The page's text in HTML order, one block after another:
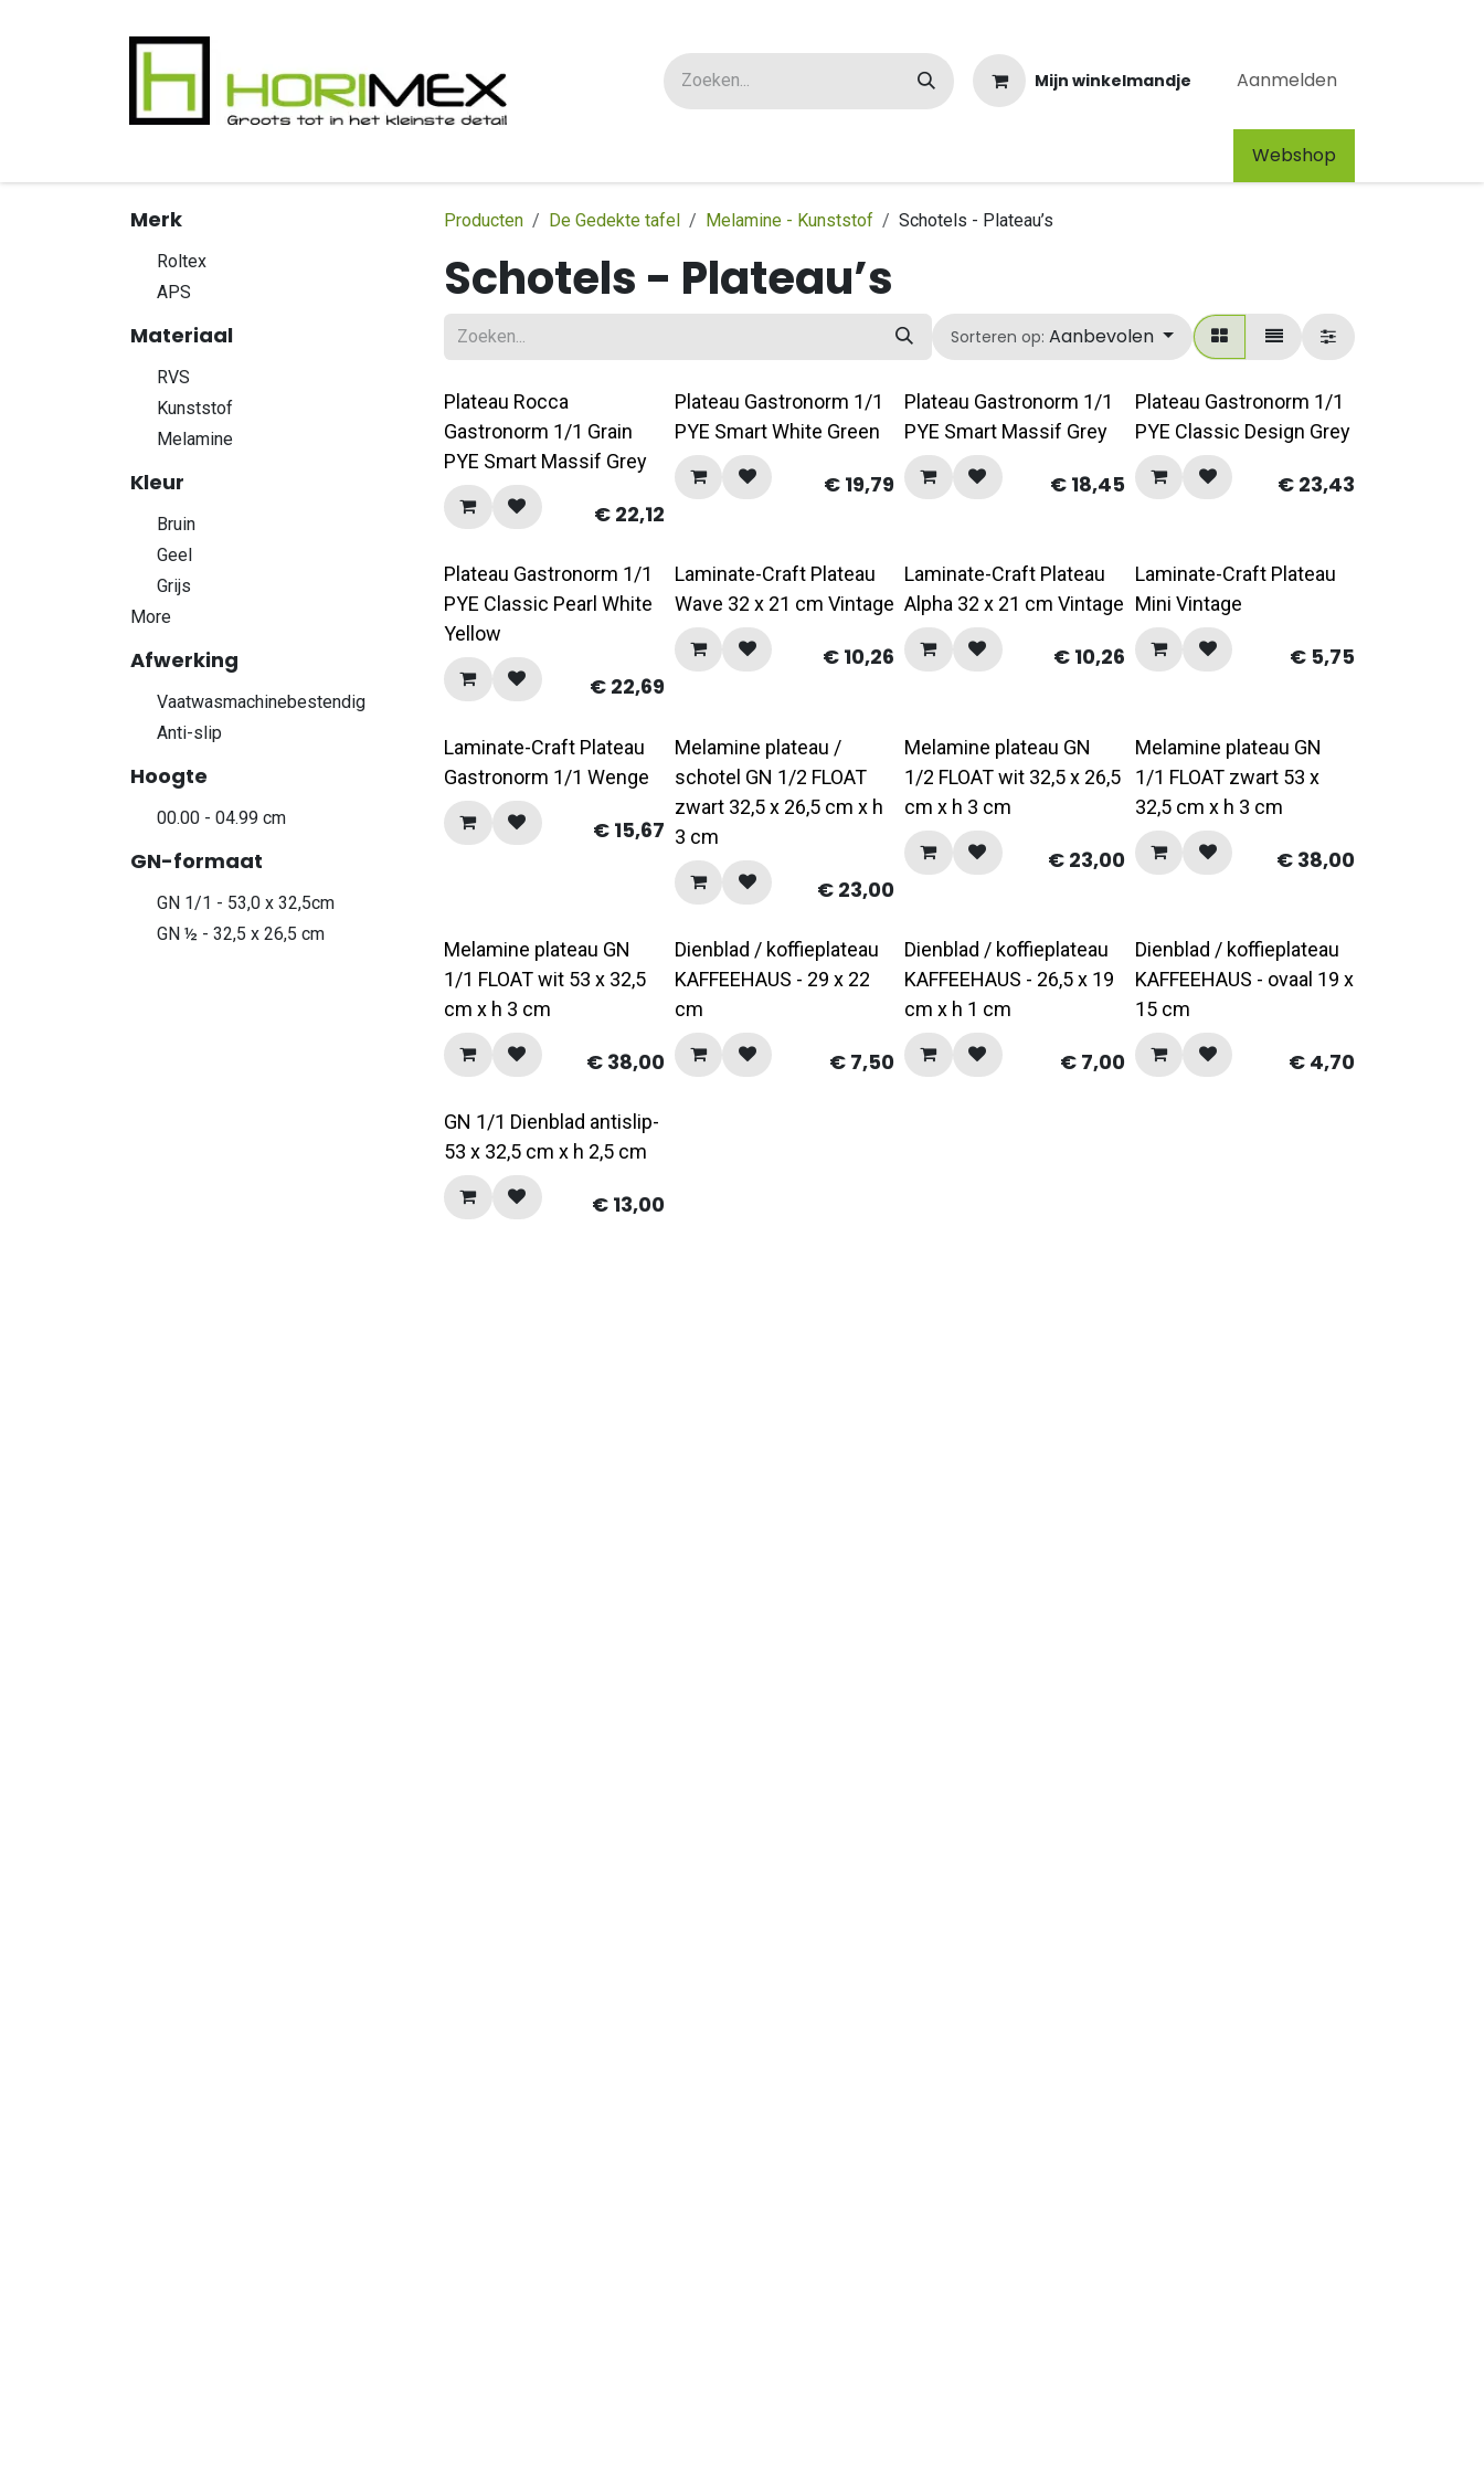
Mijn winkelmandje Aanmelden
Webshop​
Merk
Roltex
APS
Materiaal
RVS
Kunststof
Melamine
Kleur
Bruin
Geel
Grijs
More
Afwerking
Vaatwasmachinebestendig
Anti-slip
Hoogte
00.00 - 04.99 cm
GN-formaat
GN 1/1 - 53,0 x 32,5cm
GN ½ - 32,5 x 26,5 cm
Producten De Gedekte tafel Melamine - Kunststof Schotels - Plateau’s
Schotels - Plateau’s
Sorteren op: Aanbevolen
Plateau Rocca
Gastronorm 1/1 Grain
PYE Smart Massif Grey
€ 22,12
Plateau Gastronorm 1/1
PYE Smart White Green
€ 19,79
Plateau Gastronorm 1/1
PYE Smart Massif Grey
€ 18,45
Plateau Gastronorm 1/1
PYE Classic Design Grey
€ 23,43
Plateau Gastronorm 1/1
PYE Classic Pearl White
Yellow
€ 22,69
Laminate-Craft Plateau
Wave 32 x 21 cm Vintage
€ 10,26
Laminate-Craft Plateau
Alpha 32 x 21 cm Vintage
€ 10,26
Laminate-Craft Plateau
Mini Vintage
€ 5,75
Laminate-Craft Plateau
Gastronorm 1/1 Wenge
€ 15,67
Melamine plateau /
schotel GN 1/2 FLOAT
zwart 32,5 x 26,5 cm x h
3 cm
€ 23,00
Melamine plateau GN
1/2 FLOAT wit 32,5 x 26,5
cm x h 3 cm
€ 23,00
Melamine plateau GN
1/1 FLOAT zwart 53 x
32,5 cm x h 3 cm
€ 38,00
Melamine plateau GN
1/1 FLOAT wit 53 x 32,5
cm x h 3 cm
€ 38,00
Dienblad / koffieplateau
KAFFEEHAUS - 29 x 22
cm
€ 7,50
Dienblad / koffieplateau
KAFFEEHAUS - 26,5 x 19
cm x h 1 cm
€ 7,00
Dienblad / koffieplateau
KAFFEEHAUS - ovaal 19 x
15 cm
€ 4,70
GN 1/1 Dienblad antislip-
53 x 32,5 cm x h 2,5 cm
€ 13,00